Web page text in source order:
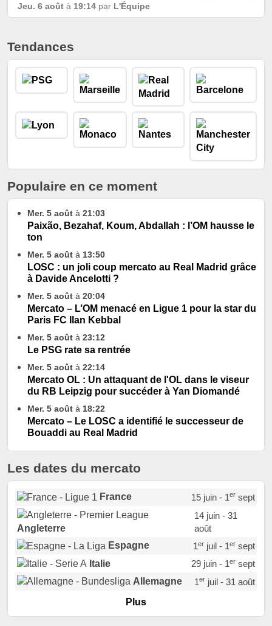
Jeu. 6 août à 19:14 par L'Équipe
Tendances
Populaire en ce moment
Mer. 5 août à 21:03
Paixão, Bezahaf, Koum, Abdallah : l’OM hausse le
ton
Mer. 5 août à 13:50
LOSC : un joli coup mercato au Real Madrid grâce
à Davide Ancelotti ?
Mer. 5 août à 20:04
Mercato – L’OM menacé en Ligue 1 pour la star du
Paris FC Ilan Kebbal
Mer. 5 août à 23:12
Le PSG rate sa rentrée
Mer. 5 août à 22:14
Mercato OL : Un attaquant de l'OL dans le viseur
du RB Leipzig pour succéder à Yan Diomandé
Mer. 5 août à 18:22
Mercato – Le LOSC a identifié le successeur de
Bouaddi au Real Madrid
Les dates du mercato
France 15 juin - 1ersept
Angleterre
14 juin - 31
août
Espagne
1erjuil - 1ersept
Italie
29 juin - 1ersept
Allemagne
1erjuil - 31 août
Portugal
Pays-Bas
22 juin - 2 sept
Plus